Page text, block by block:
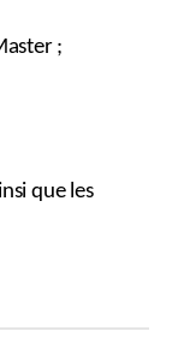
;
que les